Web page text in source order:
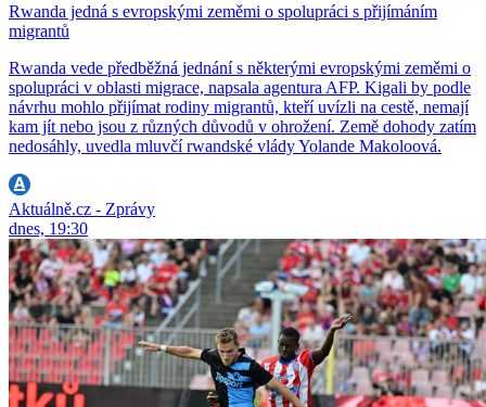
Rwanda jedná s evropskými zeměmi o spolupráci s přijímáním
migrantů
Rwanda vede předběžná jednání s některými evropskými zeměmi o
spolupráci v oblasti migrace, napsala agentura AFP. Kigali by podle
návrhu mohlo přijímat rodiny migrantů, kteří uvízli na cestě, nemají
kam jít nebo jsou z různých důvodů v ohrožení. Země dohody zatím
nedosáhly, uvedla mluvčí rwandské vlády Yolande Makoloová.
Aktuálně.cz - Zprávy
dnes, 19:30